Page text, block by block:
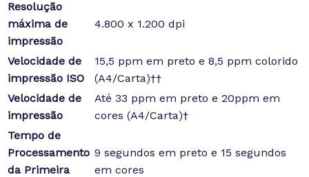
Resolução
máxima de
impressão
4.800 x 1.200 dpi
Velocidade de
impressão ISO
15,5 ppm em preto e 8,5 ppm colorido
(A4/Carta)††
Velocidade de
impressão
Até 33 ppm em preto e 20ppm em
cores (A4/Carta)†
Tempo de
Processamento
da Primeira
9 segundos em preto e 15 segundos
em cores